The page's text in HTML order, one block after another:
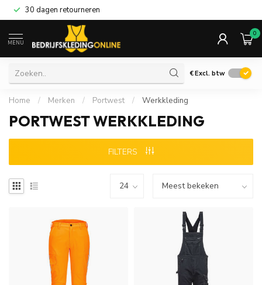
30 dagen retourneren
MENU
0
€Excl. btw
Home / Merken / Portwest / Werkkleding
PORTWEST WERKKLEDING
FILTERS